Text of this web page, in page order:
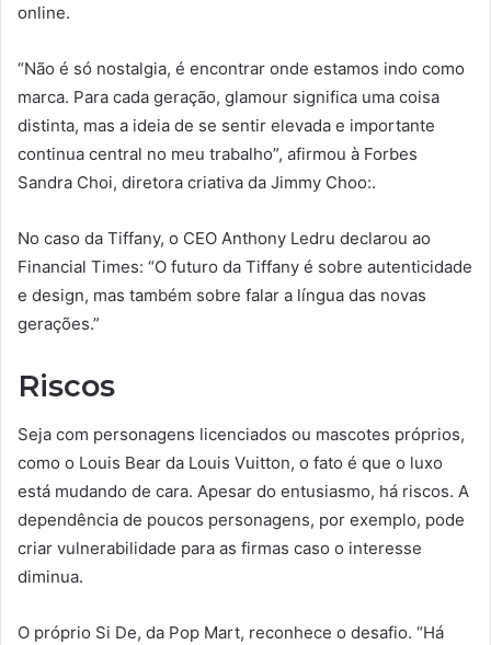
online.
“Não é só nostalgia, é encontrar onde estamos indo como
marca. Para cada geração, glamour significa uma coisa
distinta, mas a ideia de se sentir elevada e importante
continua central no meu trabalho”, afirmou à Forbes
Sandra Choi, diretora criativa da Jimmy Choo:.
No caso da Tiffany, o CEO Anthony Ledru declarou ao
Financial Times: “O futuro da Tiffany é sobre autenticidade
e design, mas também sobre falar a língua das novas
gerações.”
Riscos
Seja com personagens licenciados ou mascotes próprios,
como o Louis Bear da Louis Vuitton, o fato é que o luxo
está mudando de cara. Apesar do entusiasmo, há riscos. A
dependência de poucos personagens, por exemplo, pode
criar vulnerabilidade para as firmas caso o interesse
diminua.
O próprio Si De, da Pop Mart, reconhece o desafio. “Há